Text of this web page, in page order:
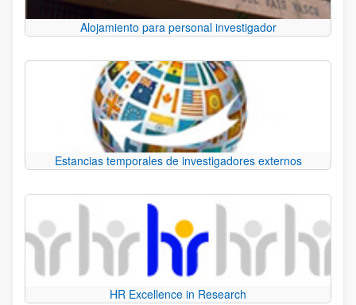
Alojamiento para personal investigador
Estancias temporales de investigadores externos
HR Excellence in Research